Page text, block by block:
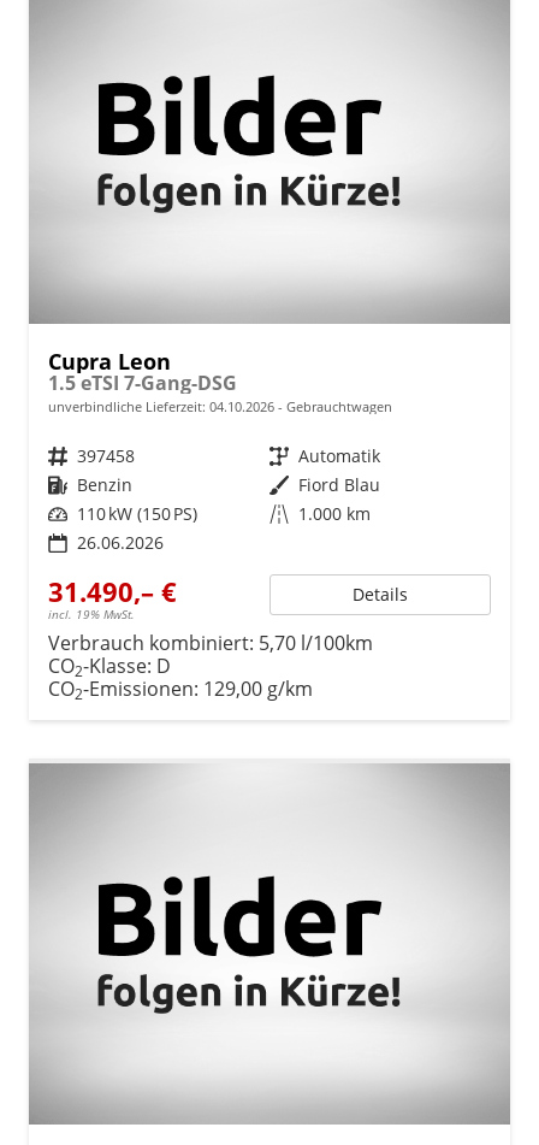
Cupra Leon
1.5 eTSI 7-Gang-DSG
unverbindliche Lieferzeit: 04.10.2026 Gebrauchtwagen
Fahrzeugnr. 397458 Getriebe Automatik
Kraftstoff Benzin Außenfarbe Fiord Blau
Leistung 110 kW (150 PS) Kilometerstand 1.000 km
26.06.2026
31.490,– €
incl. 19% MwSt.
Details
Verbrauch kombiniert: 5,70 l/100km
CO2-Klasse: D
CO2-Emissionen: 129,00 g/km